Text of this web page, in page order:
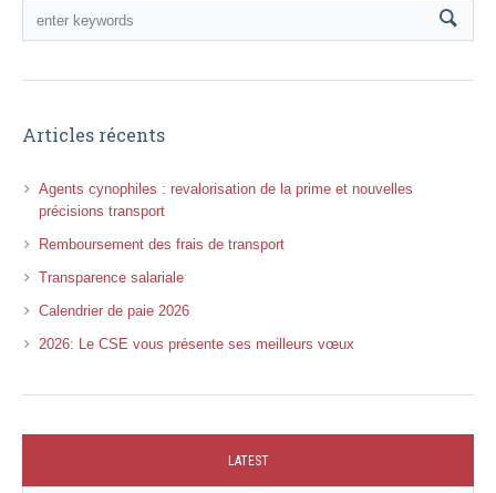
Articles récents
Agents cynophiles : revalorisation de la prime et nouvelles
précisions transport
Remboursement des frais de transport
Transparence salariale
Calendrier de paie 2026
2026: Le CSE vous présente ses meilleurs vœux
LATEST